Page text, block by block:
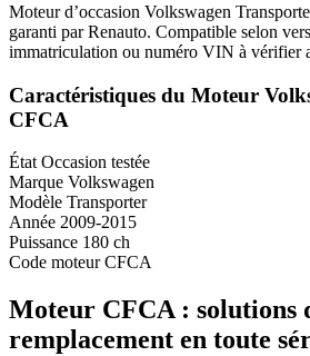
Moteur d’occasion Volkswagen
garanti par Renauto. Compatible selon
immatriculation ou numéro VIN à vérifier
Caractéristiques du Moteur
CFCA
État Occasion testée
Marque Volkswagen
Modèle Transporter
Année 2009-2015
Puissance 180 ch
Code moteurCFCA
Moteur CFCA : solutions
remplacement en toute